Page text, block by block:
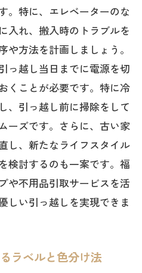
。特に、エレベーターのな
入れ、搬入時のトラブルを
方法を計画しましょう。
っ越し当日までに電源を切
くことが必要です。特に冷
、引っ越し前に掃除をして
ーズです。さらに、古い家
し、新たなライフスタイル
検討するのも一案です。福
や不用品引取サービスを活
しい引っ越しを実現できま
ラベルと色分け法